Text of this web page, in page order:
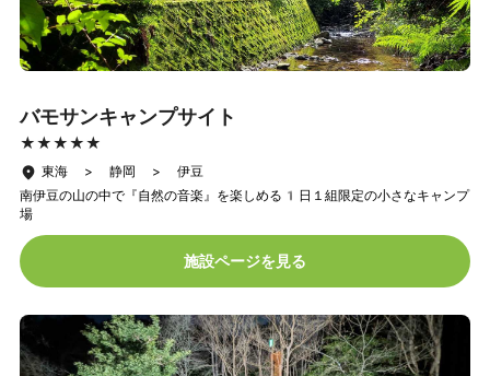
バモサンキャンプサイト
★★★★★
★★★★★
東海 > 静岡 > 伊豆
南伊豆の山の中で『自然の音楽』を楽しめる1日１組限定の小さなキャンプ
場
施設ページを見る